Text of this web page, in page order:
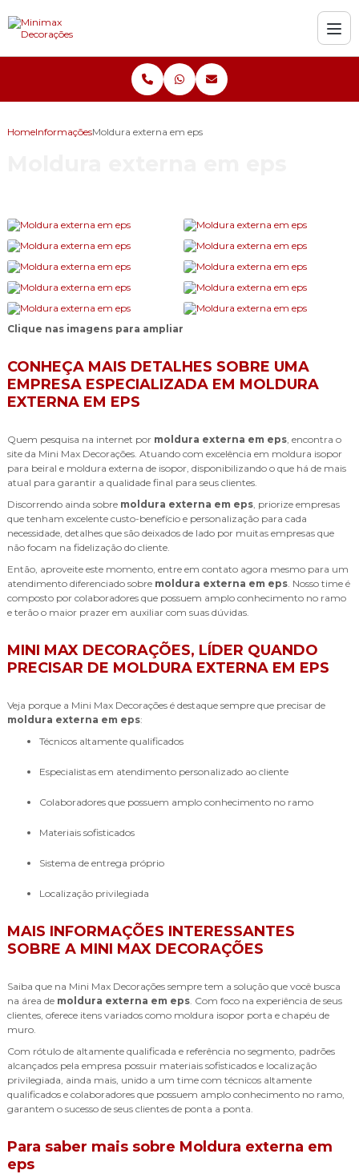
HomeInformaçõesMoldura externa em eps
Clique nas imagens para ampliar
CONHEÇA MAIS DETALHES SOBRE UMA
EMPRESA ESPECIALIZADA EM MOLDURA
EXTERNA EM EPS
Quem pesquisa na internet por moldura externa em eps, encontra o
site da Mini Max Decorações. Atuando com excelência em moldura isopor
para beiral e moldura externa de isopor, disponibilizando o que há de mais
atual para garantir a qualidade final para seus clientes.
Discorrendo ainda sobre moldura externa em eps, priorize empresas
que tenham excelente custo-benefício e personalização para cada
necessidade, detalhes que são deixados de lado por muitas empresas que
não focam na fidelização do cliente.
Então, aproveite este momento, entre em contato agora mesmo para um
atendimento diferenciado sobre moldura externa em eps. Nosso time é
composto por colaboradores que possuem amplo conhecimento no ramo
e terão o maior prazer em auxiliar com suas dúvidas.
MINI MAX DECORAÇÕES, LÍDER QUANDO
PRECISAR DE MOLDURA EXTERNA EM EPS
Veja porque a Mini Max Decorações é destaque sempre que precisar de
moldura externa em eps:
técnicos altamente qualificados
especialistas em atendimento personalizado ao cliente
colaboradores que possuem amplo conhecimento no ramo
materiais sofisticados
sistema de entrega próprio
localização privilegiada
MAIS INFORMAÇÕES INTERESSANTES
SOBRE A MINI MAX DECORAÇÕES
Saiba que na Mini Max Decorações sempre tem a solução que você busca
na área de moldura externa em eps. Com foco na experiência de seus
clientes, oferece itens variados como moldura isopor porta e chapéu de
muro.
Com rótulo de altamente qualificada e referência no segmento, padrões
alcançados pela empresa possuir materiais sofisticados e localização
privilegiada, ainda mais, unido a um time com técnicos altamente
qualificados e colaboradores que possuem amplo conhecimento no ramo,
garantem o sucesso de seus clientes de ponta a ponta.
Para saber mais sobre Moldura externa em
eps